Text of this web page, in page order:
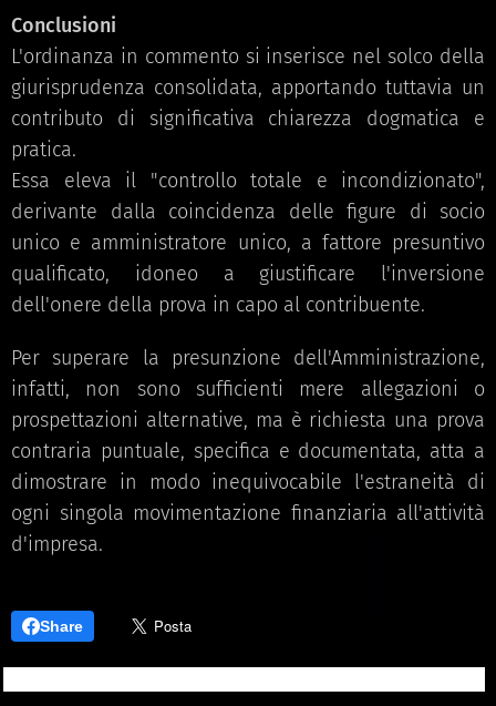
Conclusioni
L'ordinanza in commento si inserisce nel solco della
giurisprudenza consolidata, apportando tuttavia un
contributo di significativa chiarezza dogmatica e
pratica.
Essa eleva il "controllo totale e incondizionato",
derivante dalla coincidenza delle figure di socio
unico e amministratore unico, a fattore presuntivo
qualificato, idoneo a giustificare l'inversione
dell'onere della prova in capo al contribuente.
Per superare la presunzione dell'Amministrazione,
infatti, non sono sufficienti mere allegazioni o
prospettazioni alternative, ma è richiesta una prova
contraria puntuale, specifica e documentata, atta a
dimostrare in modo inequivocabile l'estraneità di
ogni singola movimentazione finanziaria all'attività
d'impresa.
Share